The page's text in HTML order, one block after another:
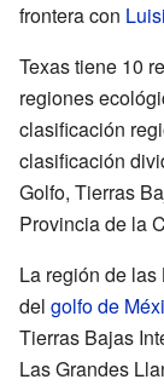
frontera con
Texas tiene 10
regiones
clasificación
clasificación
Golfo, Tierras
Provincia de la
La región de
del golfo de
Tierras Bajas
Las Grandes